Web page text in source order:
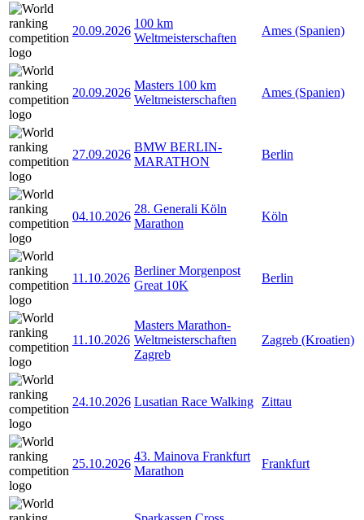
20.09.2026
100 km
Weltmeisterschaften
Ames (Spanien)
20.09.2026
Masters 100 km
Weltmeisterschaften
Ames (Spanien)
27.09.2026
BMW BERLIN-
MARATHON
Berlin
04.10.2026
28. Generali Köln
Marathon
Köln
11.10.2026
Berliner Morgenpost
Great 10K
Berlin
11.10.2026
Masters Marathon-
Weltmeisterschaften
Zagreb
Zagreb (Kroatien)
24.10.2026 Lusatian Race Walking Zittau
25.10.2026
43. Mainova Frankfurt
Marathon
Frankfurt